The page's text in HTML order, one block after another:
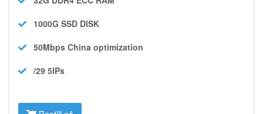
1000G SSD DISK
50Mbps China optimization
/29 5IPs